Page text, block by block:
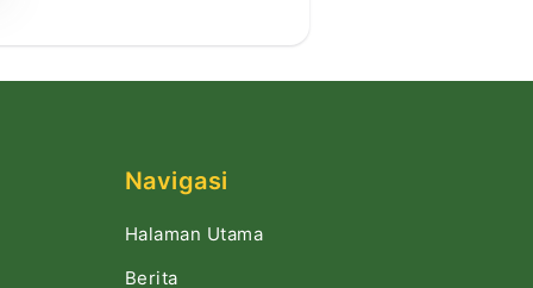
Navigasi
Halaman Utama
Berita